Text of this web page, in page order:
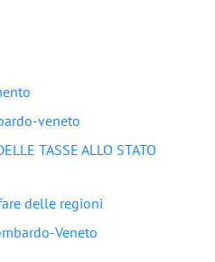
veneto
TASSE ALLO STATO
delle regioni
Veneto